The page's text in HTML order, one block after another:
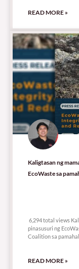
READ MORE »
Kaligtasan ng
EcoWaste sa
6,294 total views
pinasusuri ng
Coalition sa
READ MORE »